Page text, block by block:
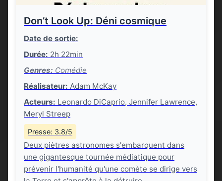
Don’t Look Up: Déni cosmique
Date de sortie:
Durée: 2h 22min
Genres: Comédie
Réalisateur: Adam McKay
Acteurs: Leonardo DiCaprio, Jennifer Lawrence,
Meryl Streep
Presse: 3.8/5
Deux piètres astronomes s'embarquent dans
une gigantesque tournée médiatique pour
prévenir l'humanité qu'une comète se dirige vers